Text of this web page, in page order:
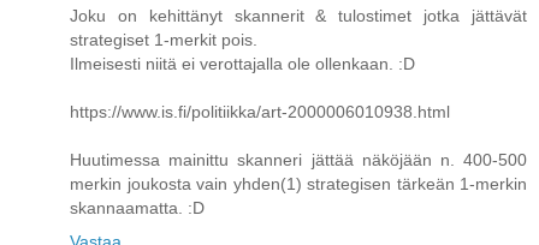
Joku on kehittänyt skannerit & tulostimet jotka jättävät
strategiset 1-merkit pois.
Ilmeisesti niitä ei verottajalla ole ollenkaan. :D
https://www.is.fi/politiikka/art-2000006010938.html
Huutimessa mainittu skanneri jättää näköjään n. 400-500
merkin joukosta vain yhden(1) strategisen tärkeän 1-merkin
skannaamatta. :D